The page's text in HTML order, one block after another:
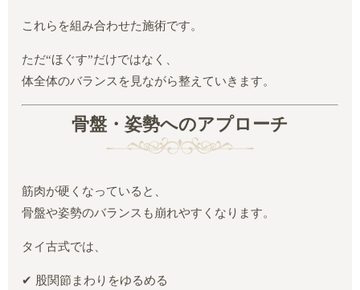
これらを組み合わせた施術です。
ただ“ほぐす”だけではなく、
体全体のバランスを見ながら整えていきます。
骨盤・姿勢へのアプローチ
筋肉が硬くなっていると、
骨盤や姿勢のバランスも崩れやすくなります。
タイ古式では、
✔ 股関節まわりをゆるめる